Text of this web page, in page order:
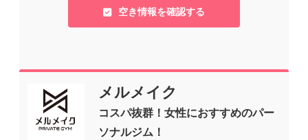
空き情報を確認する
メルメイク
コスパ抜群！女性におすすめのパー
ソナルジム！